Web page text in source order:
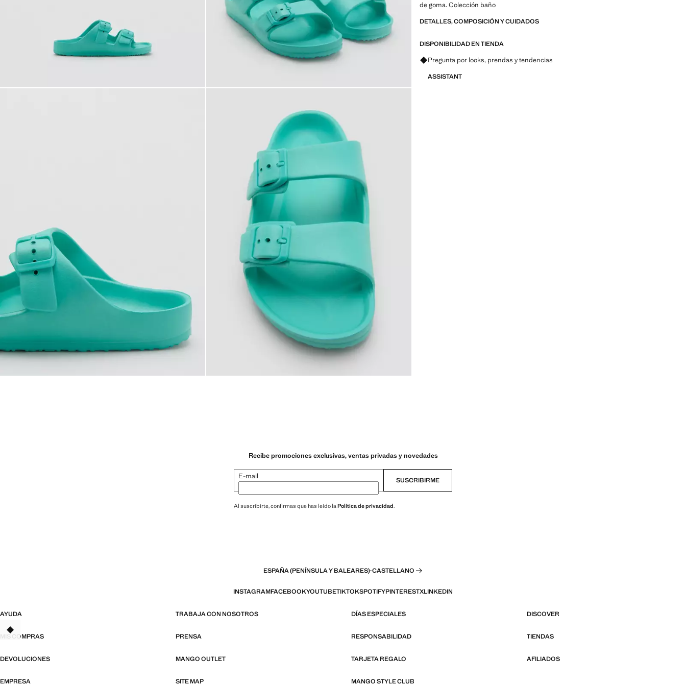
de goma. Colección baño
DETALLES, COMPOSICIÓN Y CUIDADOS
DISPONIBILIDAD EN TIENDA
Pregunta por looks, prendas y tendencias
ASSISTANT
Recibe promociones exclusivas, ventas privadas y novedades
E-mail SUSCRIBIRME
Al suscribirte, confirmas que has leído laPolítica de privacidad.
ESPAÑA (PENÍNSULA Y BALEARES)·CASTELLANO
INSTAGRAMFACEBOOKYOUTUBETIKTOKSPOTIFYPINTERESTXLINKEDIN
AYUDA TRABAJA CON NOSOTROS DÍAS ESPECIALES DISCOVER
MIS COMPRAS PRENSA RESPONSABILIDAD TIENDAS
DEVOLUCIONES MANGO OUTLET TARJETA REGALO AFILIADOS
EMPRESA SITE MAP MANGO STYLE CLUB